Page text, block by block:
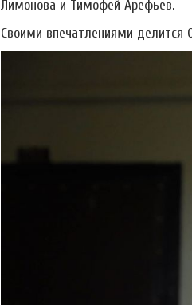
Лимонова и Тимофей Арефьев.
Своими впечатлениями делится